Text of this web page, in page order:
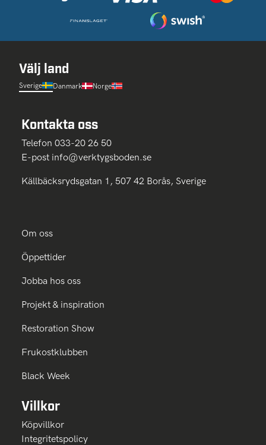
Välj land
Sverige Danmark Norge
Kontakta oss
Telefon 033-20 26 50
E-post info@verktygsboden.se
Källbäcksrydsgatan 1, 507 42 Borås, Sverige
Om oss
Öppettider
Jobba hos oss
Projekt & inspiration
Restoration Show
Frukostklubben
Black Week
Villkor
Köpvillkor
Integritetspolicy